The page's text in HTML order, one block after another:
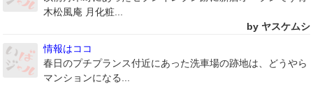
木松風庵 月化粧...
by ヤスケムシ
情報はココ
春日のプチプランス付近にあった洗車場の跡地は、どうやら
マンションになる...